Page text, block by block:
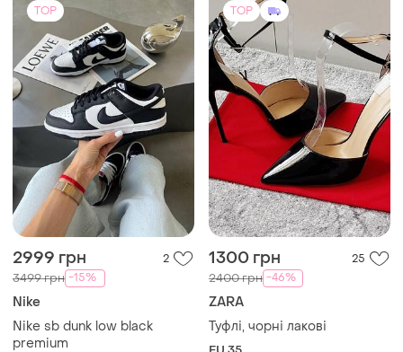
TOP
2999 грн 2
3499 грн -15%
Nike
Nike sb dunk low black
premium
TOP
1300 грн 25
2400 грн -46%
ZARA
Туфлі, чорні лакові